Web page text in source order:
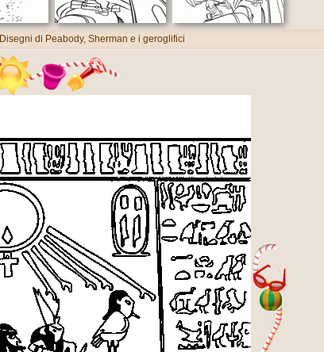
Disegni di Peabody, Sherman e i geroglifici